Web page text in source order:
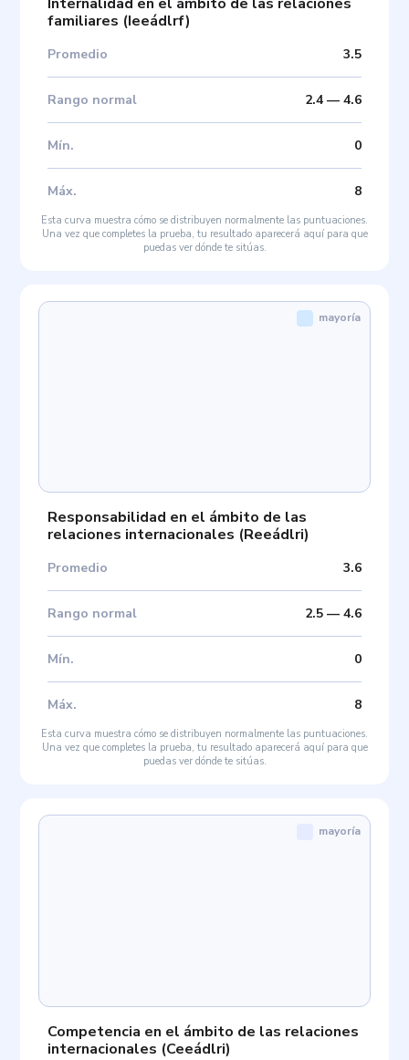
familiares (Ieeádlrf)
Promedio 3.5
Rango normal 2.4— 4.6
Mín. 0
Máx. 8
Esta curva muestra cómo se distribuyen normalmente las puntuaciones.
Una vez que completes la prueba, tu resultado aparecerá aquí para que
puedas ver dónde te sitúas.
Responsabilidad en el ámbito de las
relaciones internacionales (Reeádlri)
Promedio 3.6
Rango normal 2.5— 4.6
Mín. 0
Máx. 8
mayoría
Esta curva muestra cómo se distribuyen normalmente las puntuaciones.
Una vez que completes la prueba, tu resultado aparecerá aquí para que
puedas ver dónde te sitúas.
Competencia en el ámbito de las relaciones
internacionales (Ceeádlri)
mayoría